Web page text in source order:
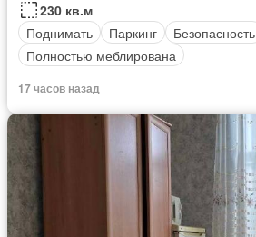
230 кв.м
Поднимать
Паркинг Безопасность
Полностью меблирована
17 часов назад